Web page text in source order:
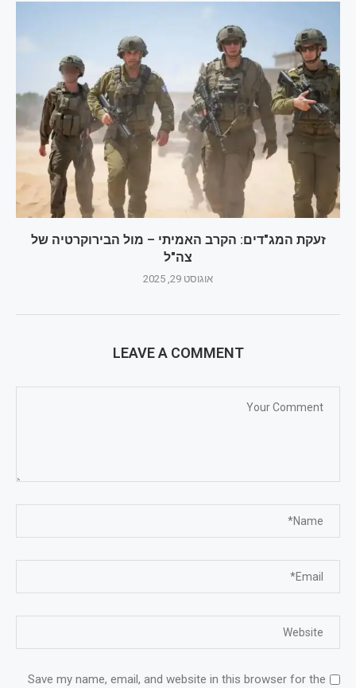
זעקת המג"דים: הקרב האמיתי – מול הבירוקרטיה של
צה"ל
אוגוסט 29, 2025
LEAVE A COMMENT
Save my name, email, and website in this browser for the